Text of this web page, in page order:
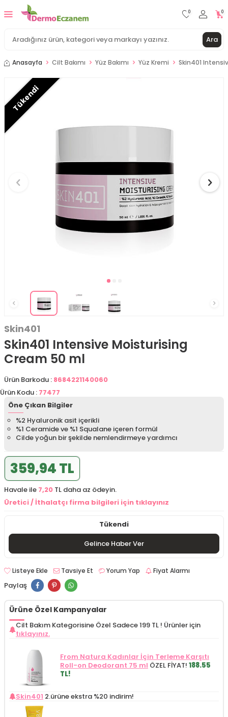
Ara
0 0
Anasayfa Cilt Bakımı Yüz Bakımı Yüz Kremi Skin401
Tükendi
Skin401
Skin401 Intensive Moisturising
Cream 50 ml
Ürün Barkodu : 8684221140060
Ürün Kodu : 77477
Öne Çıkan Bilgiler
%2 Hyaluronik asit içerikli
%1 Ceramide ve %1 Squalane içeren formül
Cilde yoğun bir şekilde nemlendirmeye yardımcı
359,94 TL
Havale ile 7,20 TL daha az ödeyin.
Üretici / İthalatçı firma bilgileri için tıklayınız
Tükendi
Gelince Haber Ver
Listeye Ekle Tavsiye Et Yorum Yap Fiyat Alarmı
Paylaş
Ürüne Özel Kampanyalar
Cilt Bakım Kategorisine Özel Sadece 199 TL ! Ürünler için
tıklayınız.
From Natura Kadınlar İçin Terleme Karşıtı
Roll-on Deodorant 75 ml ÖZEL FİYAT! 188.55
TL!
Skin401 2.ürüne ekstra %20 indirim!